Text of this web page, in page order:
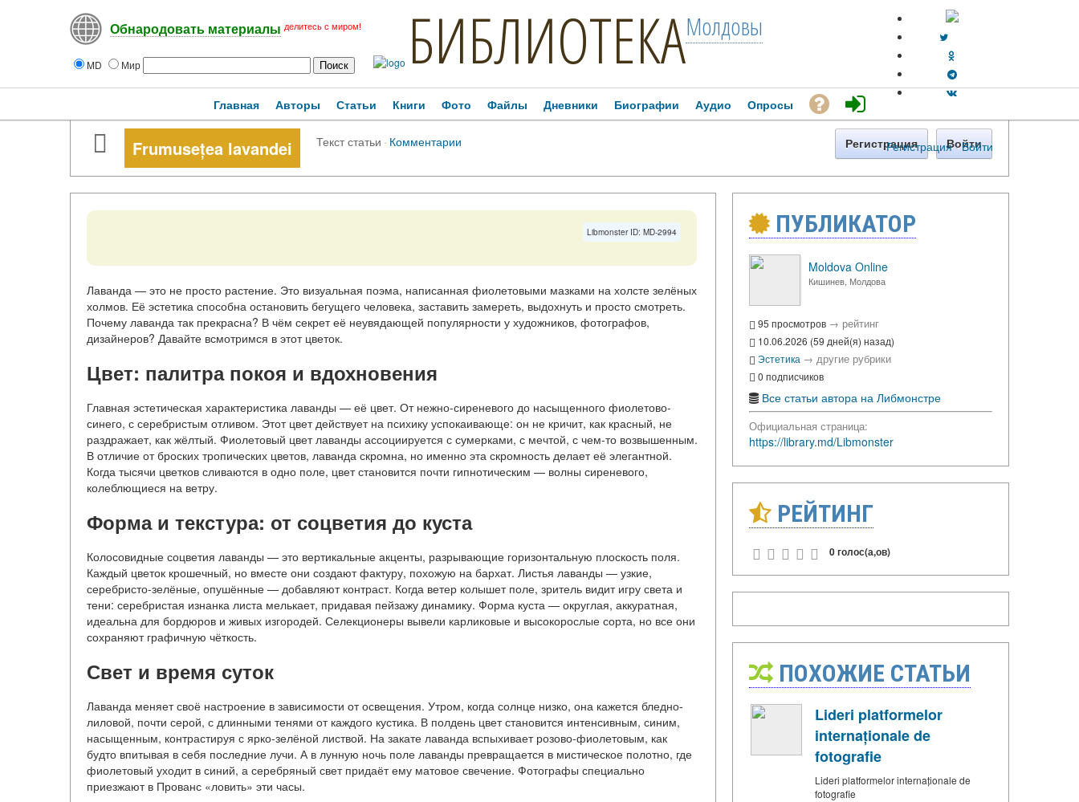
Обнародовать материалы делитесь с миром!
MD Мир БИБЛИОТЕКАМолдовы
Регистрация · Войти
Главная Авторы Статьи Книги Фото Файлы Дневники Биографии Аудио Опросы
Frumusețea lavandei Текст статьи · Комментарии Регистрация Войти
Libmonster ID: MD-2994
Лаванда — это не просто растение. Это визуальная поэма, написанная фиолетовыми мазками на холсте зелёных
холмов. Её эстетика способна остановить бегущего человека, заставить замереть, выдохнуть и просто смотреть.
Почему лаванда так прекрасна? В чём секрет её неувядающей популярности у художников, фотографов,
дизайнеров? Давайте всмотримся в этот цветок.
Цвет: палитра покоя и вдохновения
Главная эстетическая характеристика лаванды — её цвет. От нежно-сиреневого до насыщенного фиолетово-
синего, с серебристым отливом. Этот цвет действует на психику успокаивающе: он не кричит, как красный, не
раздражает, как жёлтый. Фиолетовый цвет лаванды ассоциируется с сумерками, с мечтой, с чем-то возвышенным.
В отличие от броских тропических цветов, лаванда скромна, но именно эта скромность делает её элегантной.
Когда тысячи цветков сливаются в одно поле, цвет становится почти гипнотическим — волны сиреневого,
колеблющиеся на ветру.
Форма и текстура: от соцветия до куста
Колосовидные соцветия лаванды — это вертикальные акценты, разрывающие горизонтальную плоскость поля.
Каждый цветок крошечный, но вместе они создают фактуру, похожую на бархат. Листья лаванды — узкие,
серебристо-зелёные, опушённые — добавляют контраст. Когда ветер колышет поле, зритель видит игру света и
тени: серебристая изнанка листа мелькает, придавая пейзажу динамику. Форма куста — округлая, аккуратная,
идеальна для бордюров и живых изгородей. Селекционеры вывели карликовые и высокорослые сорта, но все они
сохраняют графичную чёткость.
Свет и время суток
Лаванда меняет своё настроение в зависимости от освещения. Утром, когда солнце низко, она кажется бледно-
лиловой, почти серой, с длинными тенями от каждого кустика. В полдень цвет становится интенсивным, синим,
насыщенным, контрастируя с ярко-зелёной листвой. На закате лаванда вспыхивает розово-фиолетовым, как
будто впитывая в себя последние лучи. А в лунную ночь поле лаванды превращается в мистическое полотно, где
фиолетовый уходит в синий, а серебряный свет придаёт ему матовое свечение. Фотографы специально
приезжают в Прованс «ловить» эти часы.
ПУБЛИКАТОР
Moldova Online
Кишинев, Молдова
95 просмотров → рейтинг
10.06.2026 (59 дней(я) назад)
Эстетика → другие рубрики
0 подписчиков
Все статьи автора на Либмонстре
Официальная страница:
https://library.md/Libmonster
РЕЙТИНГ
0 голос(а,ов)
ПОХОЖИЕ СТАТЬИ
Lideri platformelor
internaționale de
fotografie
Lideri platformelor internaționale de
fotografie